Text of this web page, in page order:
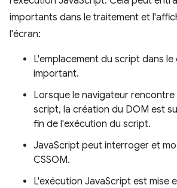
importants dans le traitement et
l'écran:
L'emplacement du script dans
important.
Lorsque le navigateur rencontre
script, la création du DOM est
fin de l'exécution du script.
JavaScript peut interroger et
CSSOM.
L'exécution JavaScript est mise